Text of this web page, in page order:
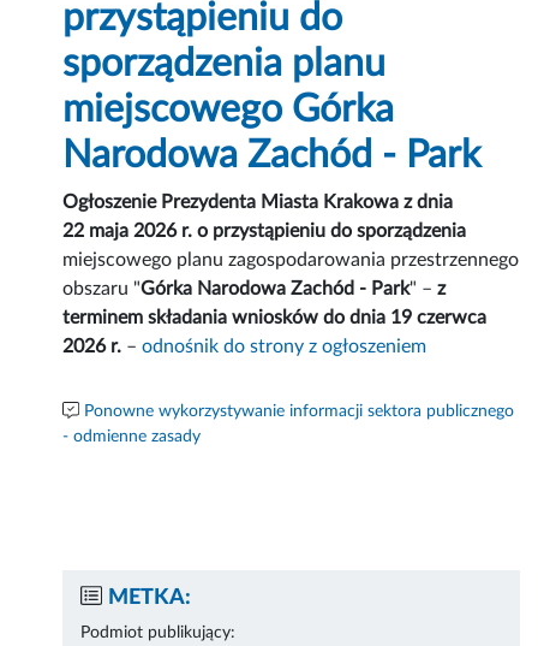
przystąpieniu do
sporządzenia planu
miejscowego Górka
Narodowa Zachód - Park
Ogłoszenie Prezydenta Miasta Krakowa z dnia
22 maja 2026 r. o przystąpieniu do sporządzenia
miejscowego planu zagospodarowania przestrzennego
obszaru "Górka Narodowa Zachód - Park" –z
terminem składania wniosków do dnia 19 czerwca
2026 r. –odnośnik do strony z ogłoszeniem
Ponowne wykorzystywanie informacji sektora publicznego
- odmienne zasady
METKA:
Podmiot publikujący: